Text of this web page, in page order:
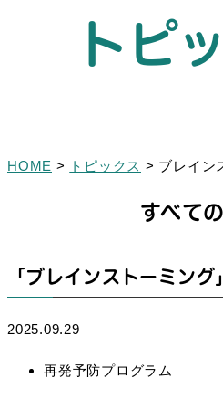
トピ
HOME > トピックス > ブレイン
すべて
「ブレインストーミン
2025.09.29
再発予防プログラム